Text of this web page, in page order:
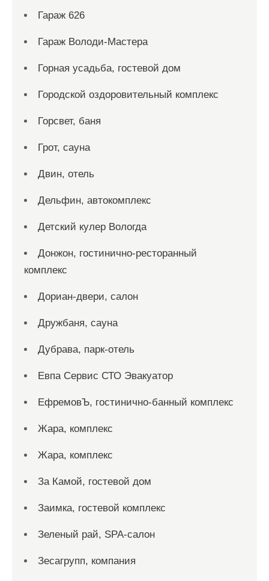
Гараж 626
Гараж Володи-Мастера
Горная усадьба, гостевой дом
Городской оздоровительный комплекс
Горсвет, баня
Грот, сауна
Двин, отель
Дельфин, автокомплекс
Детский кулер Вологда
Донжон, гостинично-ресторанный
комплекс
Дориан-двери, салон
Дружбаня, сауна
Дубрава, парк-отель
Евпа Сервис СТО Эвакуатор
ЕфремовЪ, гостинично-банный комплекс
Жара, комплекс
Жара, комплекс
За Камой, гостевой дом
Заимка, гостевой комплекс
Зеленый рай, SPA-салон
Зесагрупп, компания